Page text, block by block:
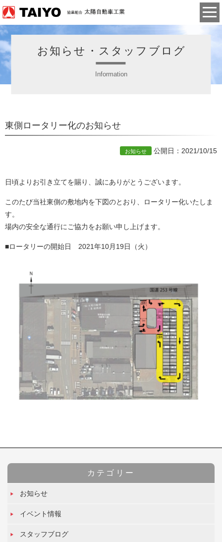
お知らせ・スタッフブログ
Information
東側ロータリー化のお知らせ
お知らせ 公開日：2021/10/15
日頃よりお引き立てを賜り、誠にありがとうございます。
このたび当社東側の敷地内を下図のとおり、ロータリー化いたしま
す。
場内の安全な通行にご協力をお願い申し上げます。
■ロータリーの開始日 2021年10月19日（火）
カテゴリー
お知らせ
イベント情報
スタッフブログ